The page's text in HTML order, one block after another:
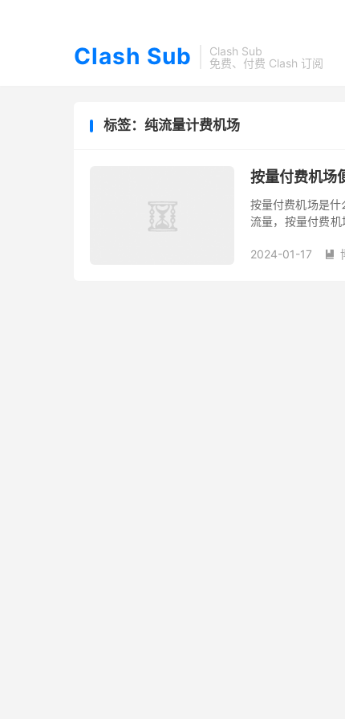
Clash Sub
Clash Sub
免费、付费 Clash 订阅
标签：纯流量计费机场
按量付费机场
按量付费机场是什
流量，按量付费
流量包之后...
2024-01-17 